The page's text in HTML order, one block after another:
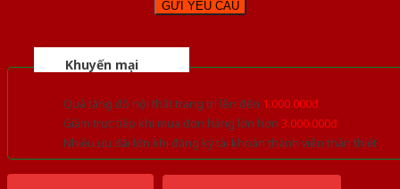
Khuyến mại
Quà tặng đồ nội thất trang trí lên đến 1.000.000đ
Giảm trực tiếp khi mua đơn hàng lớn hơn 3.000.000đ
Nhiều ưu đãi lớn khi đăng ký tài khoản thành viên thân thiết